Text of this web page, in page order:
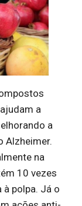
a
a
Alzheimer.
na
10 vezes
polpa. Já o